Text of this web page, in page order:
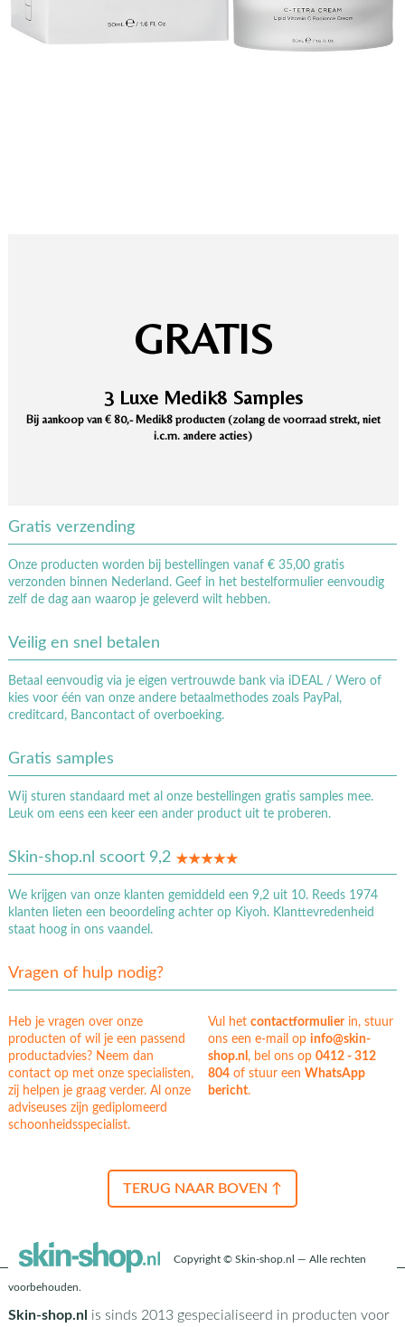
GRATIS
3 Luxe Medik8 Samples
Bij aankoop van € 80,- Medik8 producten (zolang de voorraad strekt, niet
i.c.m. andere acties)
Gratis verzending
Onze producten worden bij bestellingen vanaf € 35,00 gratis
verzonden binnen Nederland. Geef in het bestelformulier eenvoudig
zelf de dag aan waarop je geleverd wilt hebben.
Veilig en snel betalen
Betaal eenvoudig via je eigen vertrouwde bank via iDEAL / Wero of
kies voor één van onze andere betaalmethodes zoals PayPal,
creditcard, Bancontact of overboeking.
Gratis samples
Wij sturen standaard met al onze bestellingen gratis samples mee.
Leuk om eens een keer een ander product uit te proberen.
Skin-shop.nl scoort 9,2
We krijgen van onze klanten gemiddeld een 9,2 uit 10. Reeds 1974
klanten lieten een beoordeling achter op Kiyoh. Klanttevredenheid
staat hoog in ons vaandel.
Vragen of hulp nodig?
Heb je vragen over onze
producten of wil je een passend
productadvies? Neem dan
contact op met onze specialisten,
zij helpen je graag verder. Al onze
adviseuses zijn gediplomeerd
schoonheidsspecialist.
Vul hetcontactformulierin, stuur
ons een e-mail op info@skin-
shop.nl, bel ons op0412 - 312
804 of stuur eenWhatsApp
bericht.
TERUG NAAR BOVEN ↑
Copyright © Skin-shop.nl — Alle rechten
voorbehouden.
Skin-shop.nl is sinds 2013 gespecialiseerd in producten voor